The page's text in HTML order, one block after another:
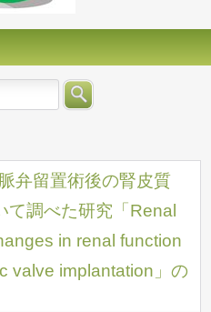
弁留置術後の腎皮質
て調べた研究「Renal
in renal function
valve implantation」の